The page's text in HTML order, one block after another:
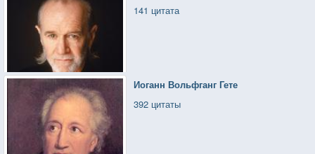
141 цитата
Иоганн Вольфганг Гете
392 цитаты